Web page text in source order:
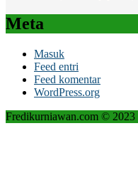
Meta
Masuk
Feed entri
Feed komentar
WordPress.org
Fredikurniawan.com © 2023